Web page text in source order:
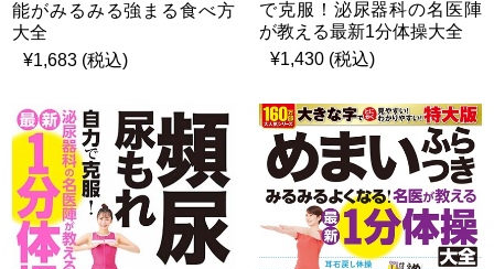
能がみるみる強まる食べ方
大全
¥1,683 (税込)
で克服！泌尿器科の名医陣
が教える最新1分体操大全
¥1,430 (税込)